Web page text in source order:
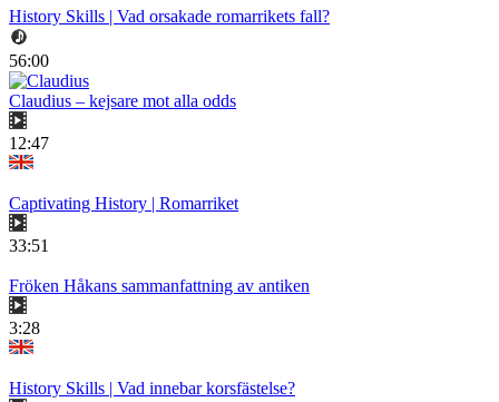
History Skills | Vad orsakade romarrikets fall?
56:00
Claudius – kejsare mot alla odds
12:47
Captivating History | Romarriket
33:51
Fröken Håkans sammanfattning av antiken
3:28
History Skills | Vad innebar korsfästelse?